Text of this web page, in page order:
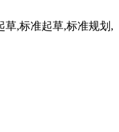
草,标准起草,标准规划,